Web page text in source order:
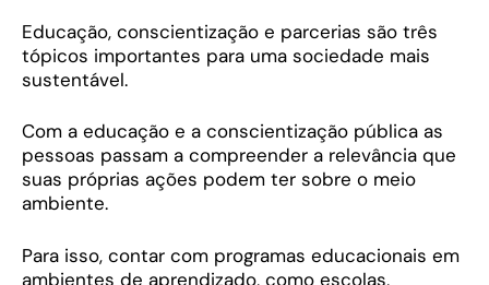
Educação, conscientização e parcerias são três
tópicos importantes para uma sociedade mais
sustentável.
Com a educação e a conscientização pública as
pessoas passam a compreender a relevância que
suas próprias ações podem ter sobre o meio
ambiente.
Para isso, contar com programas educacionais em
ambientes de aprendizado, como escolas,